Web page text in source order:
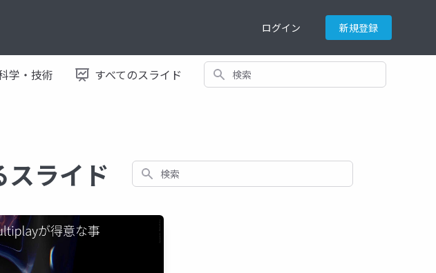
ログイン 新規登録
学・技術 すべてのスライド 検索
ライド 検索